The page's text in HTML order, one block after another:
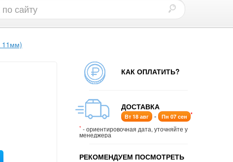
11мм)
КАК ОПЛАТИТЬ?
ДОСТАВКА
Вт 18 авг - Пн 07 сен *
* - ориентировочная дата, уточняйте у
менеджера
РЕКОМЕНДУЕМ ПОСМОТРЕТЬ